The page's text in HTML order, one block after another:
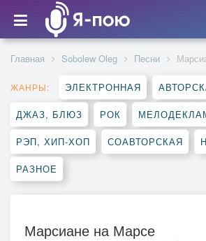
Главная Sobolew Oleg Песни
ЖАНРЫ: ЭЛЕКТРОННАЯ
ДЖАЗ, БЛЮЗ РОК
РЭП, ХИП-ХОП СОАВТОРСКАЯ
РАЗНОЕ
Марсиане на Марсе